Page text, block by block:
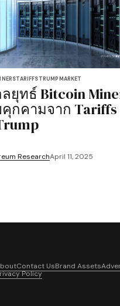
TARIFFSTRUMPMARKET
ยุทธ์ Bitcoin
กคามจาก Tariffs
ResearchApril 11, 2025
Contact UsBrand Assets
Policy